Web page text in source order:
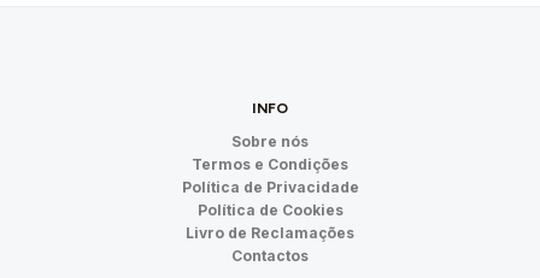
INFO
Sobre nós
Termos e Condições
Política de Privacidade
Política de Cookies
Livro de Reclamações
Contactos